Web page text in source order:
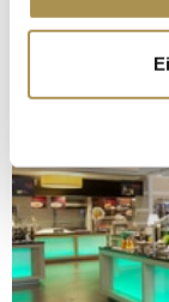
erfassen,
bestimmten
Erfahren Sie
verarbeitet
Abschnitt